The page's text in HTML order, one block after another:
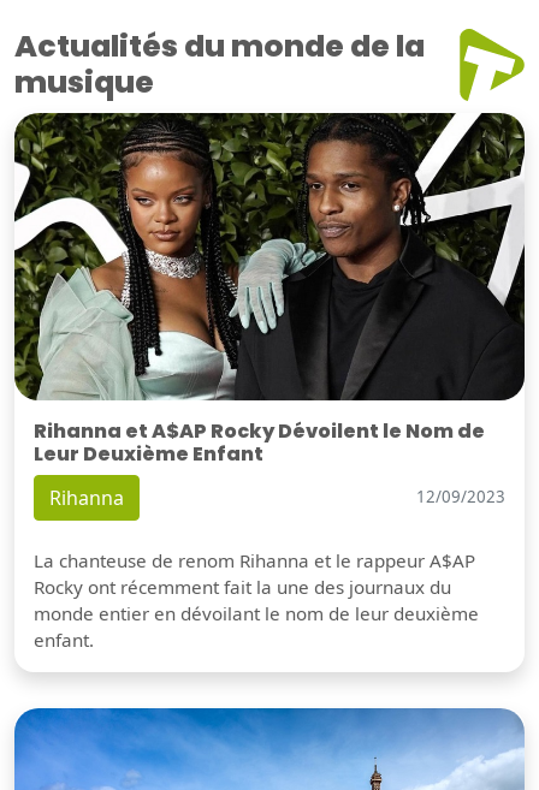
Actualités du monde de la
musique
Rihanna et A$AP Rocky Dévoilent le Nom de
Leur Deuxième Enfant
Rihanna 12/09/2023
La chanteuse de renom Rihanna et le rappeur A$AP
Rocky ont récemment fait la une des journaux du
monde entier en dévoilant le nom de leur deuxième
enfant.